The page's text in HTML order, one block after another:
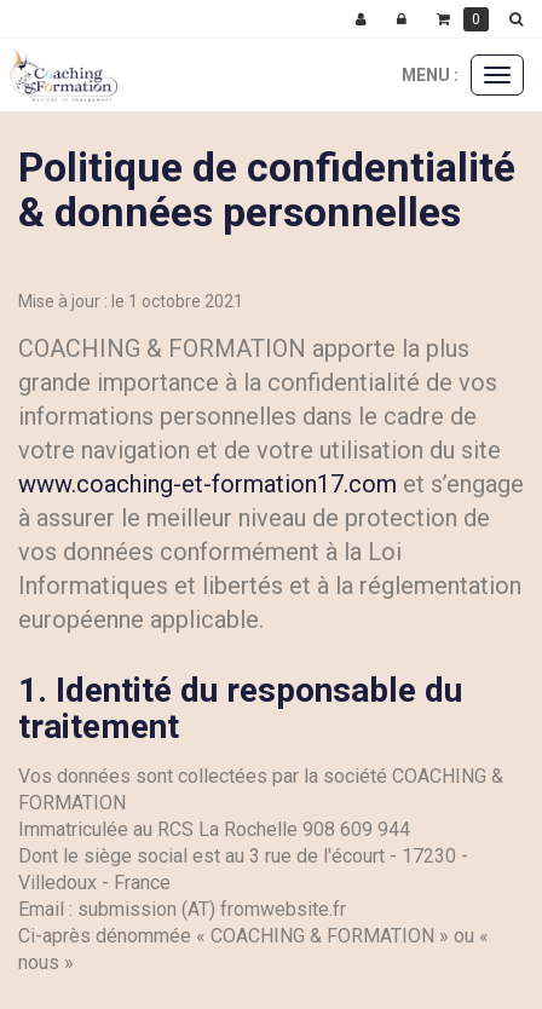
MENU :
Politique de confidentialité
& données personnelles
Mise à jour : le 1 octobre 2021
COACHING & FORMATION apporte la plus
grande importance à la confidentialité de vos
informations personnelles dans le cadre de
votre navigation et de votre utilisation du site
www.coaching-et-formation17.com et s’engage
à assurer le meilleur niveau de protection de
vos données conformément à la Loi
Informatiques et libertés et à la réglementation
européenne applicable.
1. Identité du responsable du
traitement
Vos données sont collectées par la société COACHING &
FORMATION
Immatriculée au RCS La Rochelle 908 609 944
Dont le siège social est au 3 rue de l'écourt - 17230 -
Villedoux - France
Email : submission (AT) fromwebsite.fr
Ci-après dénommée « COACHING & FORMATION » ou «
nous »
0